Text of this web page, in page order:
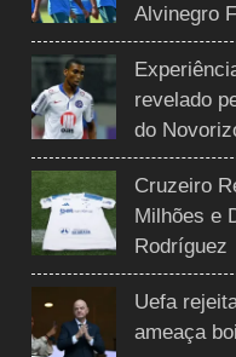
Alvinegro
revelado
do
Cruzeiro
Milhões e
Rodríguez
Uefa
ameaça